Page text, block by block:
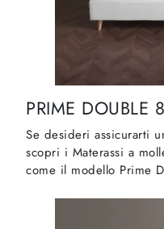
PRIME DOUBLE
Se desideri assicurarti
scopri i Materassi a
come il modello Prime